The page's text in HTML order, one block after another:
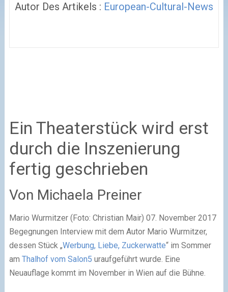
Autor Des Artikels : European-Cultural-News
Ein Theaterstück wird erst
durch die Inszenierung
fertig geschrieben
Von Michaela Preiner
Mario Wurmitzer (Foto: Christian Mair) 07. November 2017
Begegnungen Interview mit dem Autor Mario Wurmitzer,
dessen Stück „Werbung, Liebe, Zuckerwatte“ im Sommer
am Thalhof vom Salon5 uraufgeführt wurde. Eine
Neuauflage kommt im November in Wien auf die Bühne.